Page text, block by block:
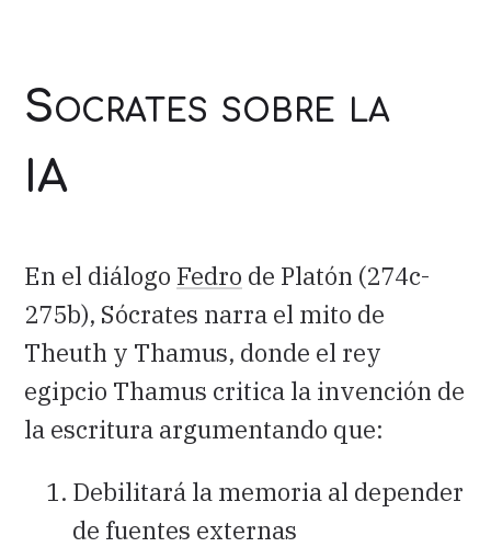
Socrates sobre la
IA
En el diálogo Fedro de Platón (274c-
275b), Sócrates narra el mito de
Theuth y Thamus, donde el rey
egipcio Thamus critica la invención de
la escritura argumentando que:
Debilitará la memoria al depender
de fuentes externas